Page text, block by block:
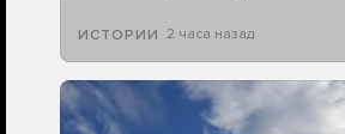
ИСТОРИИ 2 часа назад